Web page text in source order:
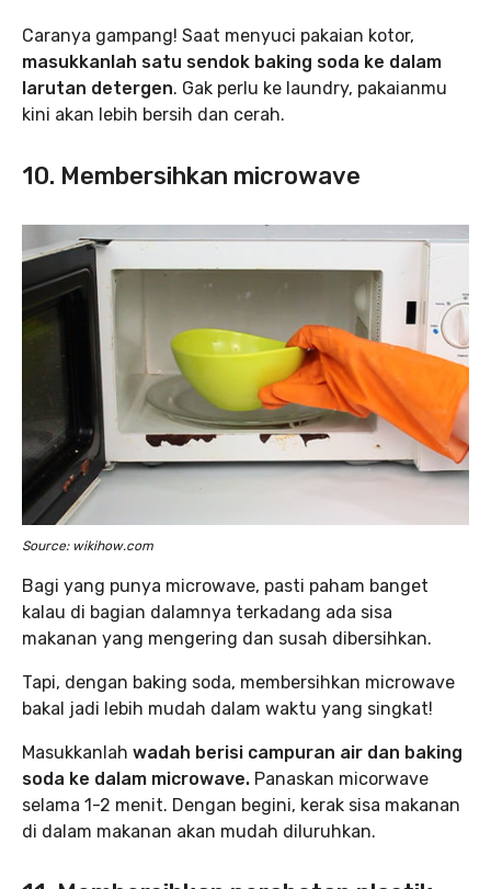
Caranya gampang! Saat menyuci pakaian kotor,
masukkanlah satu sendok baking soda ke dalam
larutan detergen. Gak perlu ke laundry, pakaianmu
kini akan lebih bersih dan cerah.
10. Membersihkan microwave
Source: wikihow.com
Bagi yang punya microwave, pasti paham banget
kalau di bagian dalamnya terkadang ada sisa
makanan yang mengering dan susah dibersihkan.
Tapi, dengan baking soda, membersihkan microwave
bakal jadi lebih mudah dalam waktu yang singkat!
Masukkanlah wadah berisi campuran air dan baking
soda ke dalam microwave. Panaskan micorwave
selama 1-2 menit. Dengan begini, kerak sisa makanan
di dalam makanan akan mudah diluruhkan.